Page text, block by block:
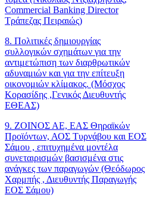
Commercial Banking Director
Τράπεζας Πειραιώς)
8. Πολιτικές δημιουργίας
συλλογικών σχημάτων για την
αντιμετώπιση των διαρθρωτικών
αδυναμιών και για την επίτευξη
οικονομιών κλίμακος. (Μόσχος
Κορασίδης ,Γενικός Διευθυντής
ΕΘΕΑΣ)
9. ΖΟΙΝΟΣ ΑΕ, ΕΑΣ Θηραϊκών
Προϊόντων, ΑΟΣ Τυρνάβου και ΕΟΣ
Σάμου , επιτυχημένα μοντέλα
συνεταιρισμών βασισμένα στις
ανάγκες των παραγωγών (Θεόδωρος
Χαρμπής , Διευθυντής Παραγωγής
ΕΟΣ Σάμου)